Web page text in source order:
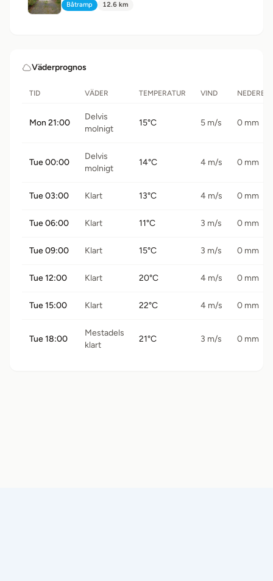
Typ:
Båtramp Avstånd:
12.6 km
Väderprognos
TID VÄDER TEMPERATUR VIND
Mon 21:00
Delvis
molnigt
15°C 5 m/s 0 mm
Tue 00:00
Delvis
molnigt
14°C 4 m/s 0 mm
Tue 03:00 Klart 13°C 4 m/s 0 mm
Tue 06:00 Klart 11°C 3 m/s 0 mm
Tue 09:00 Klart 15°C 3 m/s 0 mm
Tue 12:00 Klart 20°C 4 m/s 0 mm
Tue 15:00 Klart 22°C 4 m/s 0 mm
Tue 18:00
Mestadels
klart
21°C 3 m/s 0 mm